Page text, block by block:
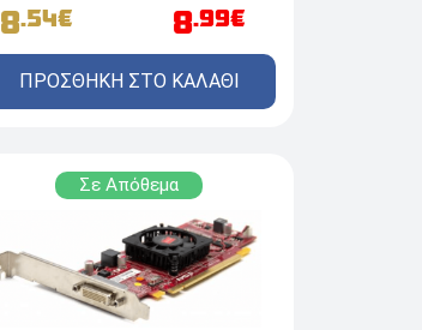
8.54€ 8.99€
ΠΡΟΣΘΗΚΗ ΣΤΟ ΚΑΛΑΘΙ
Σε Απόθεμα